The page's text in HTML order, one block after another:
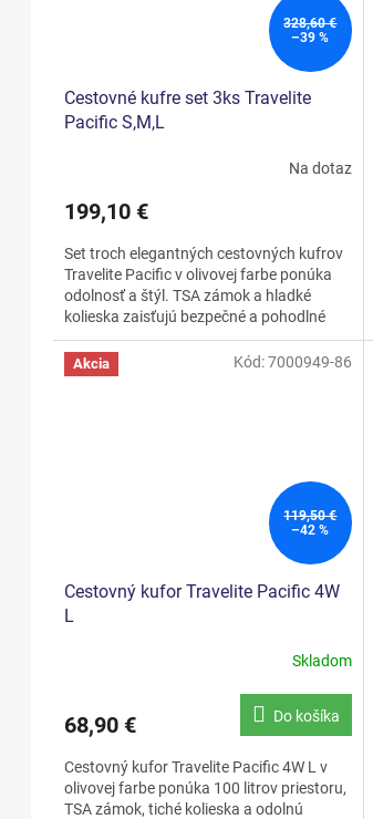
328,60 €
–39 %
Cestovné kufre set 3ks Travelite
Pacific S,M,L
Na dotaz
199,10 €
Set troch elegantných cestovných kufrov
Travelite Pacific v olivovej farbe ponúka
odolnosť a štýl. TSA zámok a hladké
kolieska zaisťujú bezpečné a pohodlné
cestovanie.
Akcia
119,50 €
–42 %
Cestovný kufor Travelite Pacific 4W
L
Skladom
68,90 € Do košíka
Cestovný kufor Travelite Pacific 4W L v
olivovej farbe ponúka 100 litrov priestoru,
TSA zámok, tiché kolieska a odolnú
Kód:7000949-86